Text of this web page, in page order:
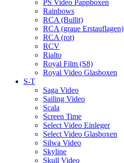
PS Video Pappboxen
Rainbows
RCA (Bullit)
RCA (graue Erstauflagen)
RCA (rot)
RCV
Rialto
Royal Film (S8)
Royal Video Glasboxen
S-T
Saga Video
Sailing Video
Scala
Screen Time
Select Video Einleger
Select Video Glasboxen
Silwa Video
Skyline
Skull Video